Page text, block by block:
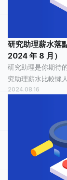
研究助理薪水落
2024 年 8 月）
研究助理是你期待的工作嗎？ 那千萬別錯過
究助理薪水比較懶人包！ 我們為你蒐集了過去半年來
理的薪水情報，有
2024.08.16